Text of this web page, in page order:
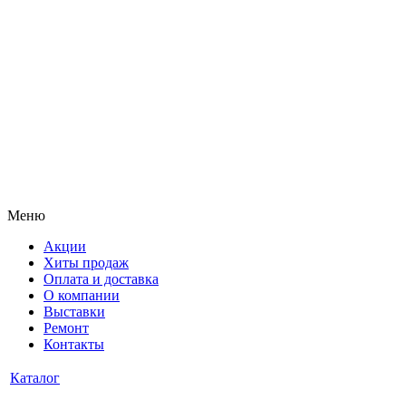
Меню
Акции
Хиты продаж
Оплата и доставка
О компании
Выставки
Ремонт
Контакты
Каталог